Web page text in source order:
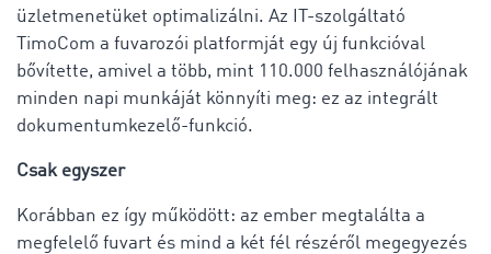
üzletmenetüket optimalizálni. Az IT-szolgáltató
TimoCom a fuvarozói platformját egy új funkcióval
bővítette, amivel a több, mint 110.000 felhasználójának
minden napi munkáját könnyíti meg: ez az integrált
dokumentumkezelő-funkció.
Csak egyszer
Korábban ez így működött: az ember megtalálta a
megfelelő fuvart és mind a két fél részéről megegyezés